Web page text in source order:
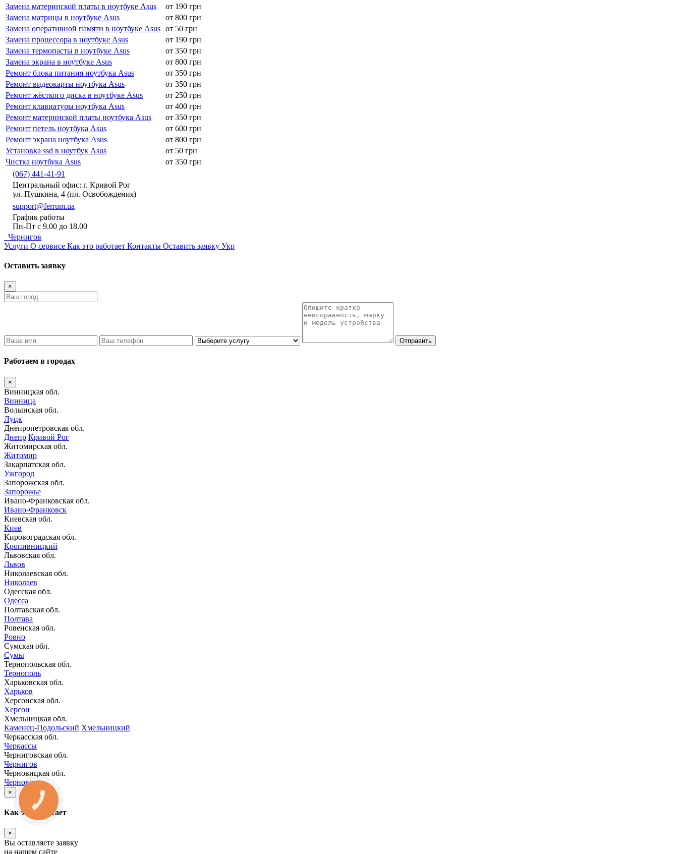
Замена материнской платы в ноутбуке Asus
от 190 грн
Замена матрицы в ноутбуке Asus
от 800 грн
Замена оперативной памяти в ноутбуке Asus от 50 грн
Замена процессора в ноутбуке Asus
от 190 грн
Замена термопасты в ноутбуке Asus
от 350 грн
Замена экрана в ноутбуке Asus
от 800 грн
Ремонт блока питания ноутбука Asus
от 350 грн
Ремонт видеокарты ноутбука Asus
от 350 грн
Ремонт жёсткого диска в ноутбуке Asus
от 250 грн
Ремонт клавиатуры ноутбука Asus
от 400 грн
Ремонт материнской платы ноутбука Asus
от 350 грн
Ремонт петель ноутбука Asus
от 600 грн
Ремонт экрана ноутбука Asus
от 800 грн
Установка ssd в ноутбук Asus
от 50 грн
Чистка ноутбука Asus
от 350 грн
(067) 441-41-91
Центральный офис: г. Кривой Рог
ул. Пушкина, 4 (пл. Освобождения)
support@ferrum.ua
График работы
Пн-Пт с 9.00 до 18.00
Чернигов
Услуги О сервисе Как это работает Контакты Оставить заявку Укр
Оставить заявку
×
Отправить
Работаем в городах
×
Винницкая обл.
Винница
Волынская обл.
Луцк
Днепропетровская обл.
Днепр Кривой Рог
Житомирская обл.
Житомир
Закарпатская обл.
Ужгород
Запорожская обл.
Запорожье
Ивано-Франковская обл.
Ивано-Франковск
Киевская обл.
Киев
Кировоградская обл.
Кропивницкий
Львовская обл.
Львов
Николаевская обл.
Николаев
Одесская обл.
Одесса
Полтавская обл.
Полтава
Ровенская обл.
Ровно
Сумская обл.
Сумы
Тернопольская обл.
Тернополь
Харьковская обл.
Харьков
Херсонская обл.
Херсон
Хмельницкая обл.
Каменец-Подольский Хмельницкий
Черкасская обл.
Черкассы
Черниговская обл.
Чернигов
Черновицкая обл.
Черновцы
×
Как это работает
×
Вы оставляете заявку
на нашем сайте
КНОПКА
ЗВ'ЯЗКУ